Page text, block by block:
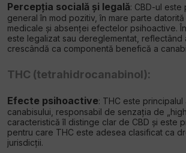
Percepția socială și legală: CBD-ul este
general în mod pozitiv, în mare parte
medicale și absenței efectelor psihoactive.
este legalizat sau dereglementat, reflectând
crescândă ca componentă benefică a
THC (tetrahidrocanabinol):
Efecte psihoactive: THC este
canabisului, responsabil de senzația de
caracteristică îl distinge clar de CBD și este
pentru care THC este adesea clasificat ca
jurisdicții.